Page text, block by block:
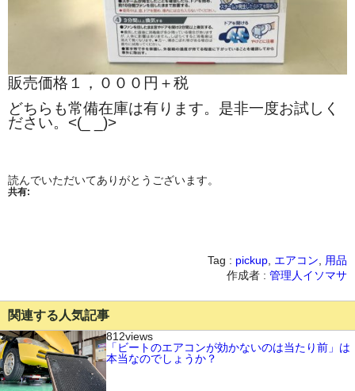
販売価格１，０００円＋税
どちらも常備在庫は有ります。是非一度お試しく
ださい。<(_ _)>
読んでいただいてありがとうございます。
共有:
Tag : pickup エアコン
用品
作成者 : 管理人イソマサ
関連する人気記事
812views
「ビートのエアコンが効かないのは当たり前」は
本当なのでしょうか？